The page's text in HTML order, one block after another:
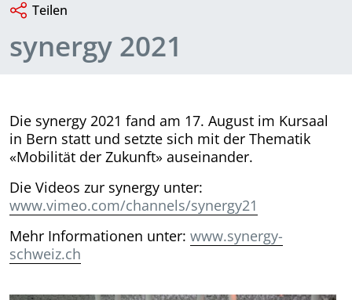
Teilen
synergy 2021
Die synergy 2021 fand am 17. August im Kursaal
in Bern statt und setzte sich mit der Thematik
«Mobilität der Zukunft» auseinander.
Die Videos zur synergy unter:
www.vimeo.com/channels/synergy21
Mehr Informationen unter: www.synergy-
schweiz.ch